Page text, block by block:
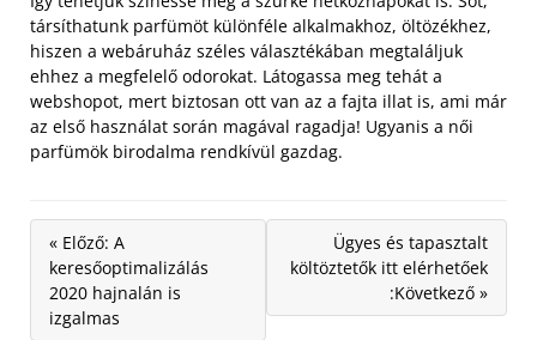
társíthatunk parfümöt különféle alkalmakhoz, öltözékhez,
hiszen a webáruház széles választékában megtaláljuk
ehhez a megfelelő odorokat. Látogassa meg tehát a
webshopot, mert biztosan ott van az a fajta illat is, ami már
az első használat során magával ragadja! Ugyanis a női
parfümök birodalma rendkívül gazdag.
« Előző: A
keresőoptimalizálás
2020 hajnalán is
izgalmas
Ügyes és tapasztalt
költöztetők itt elérhetőek
:Következő »